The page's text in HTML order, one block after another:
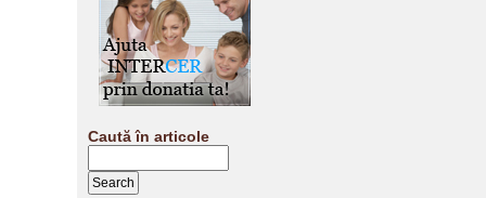
Caută în articole